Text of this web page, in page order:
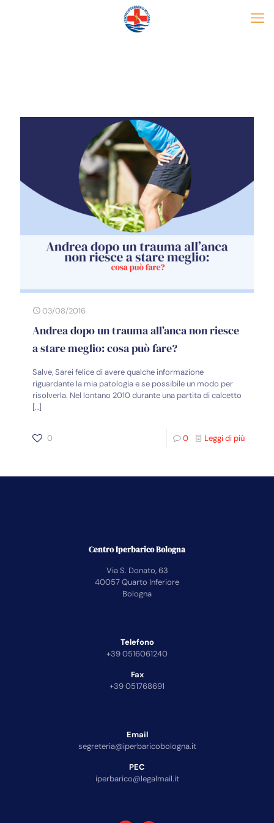
03/08/2016
Andrea dopo un trauma all’anca non riesce
a stare meglio: cosa può fare?
Salve, Sarei felice di avere qualche informazione
riguardante la mia patologia e se possibile un modo per
risolverla. Nel lontano 2010 durante una partita di calcetto
[…]
0 0 Leggi di più
Centro Iperbarico Bologna
Via S. Donato, 63
40057 Quarto Inferiore
Bologna
Telefono
+39 0516061240
Fax
+39 051768691
Email
segreteria@iperbaricobologna.it
PEC
iperbarico@legalmail.it